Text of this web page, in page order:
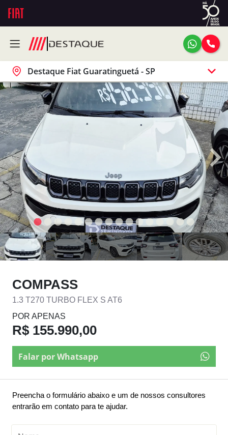
Destaque Fiat Guaratinguetá - SP
COMPASS
1.3 T270 TURBO FLEX S AT6
POR APENAS
R$ 155.990,00
Falar por Whatsapp
Preencha o formulário abaixo e um de nossos consultores
entrarão em contato para te ajudar.